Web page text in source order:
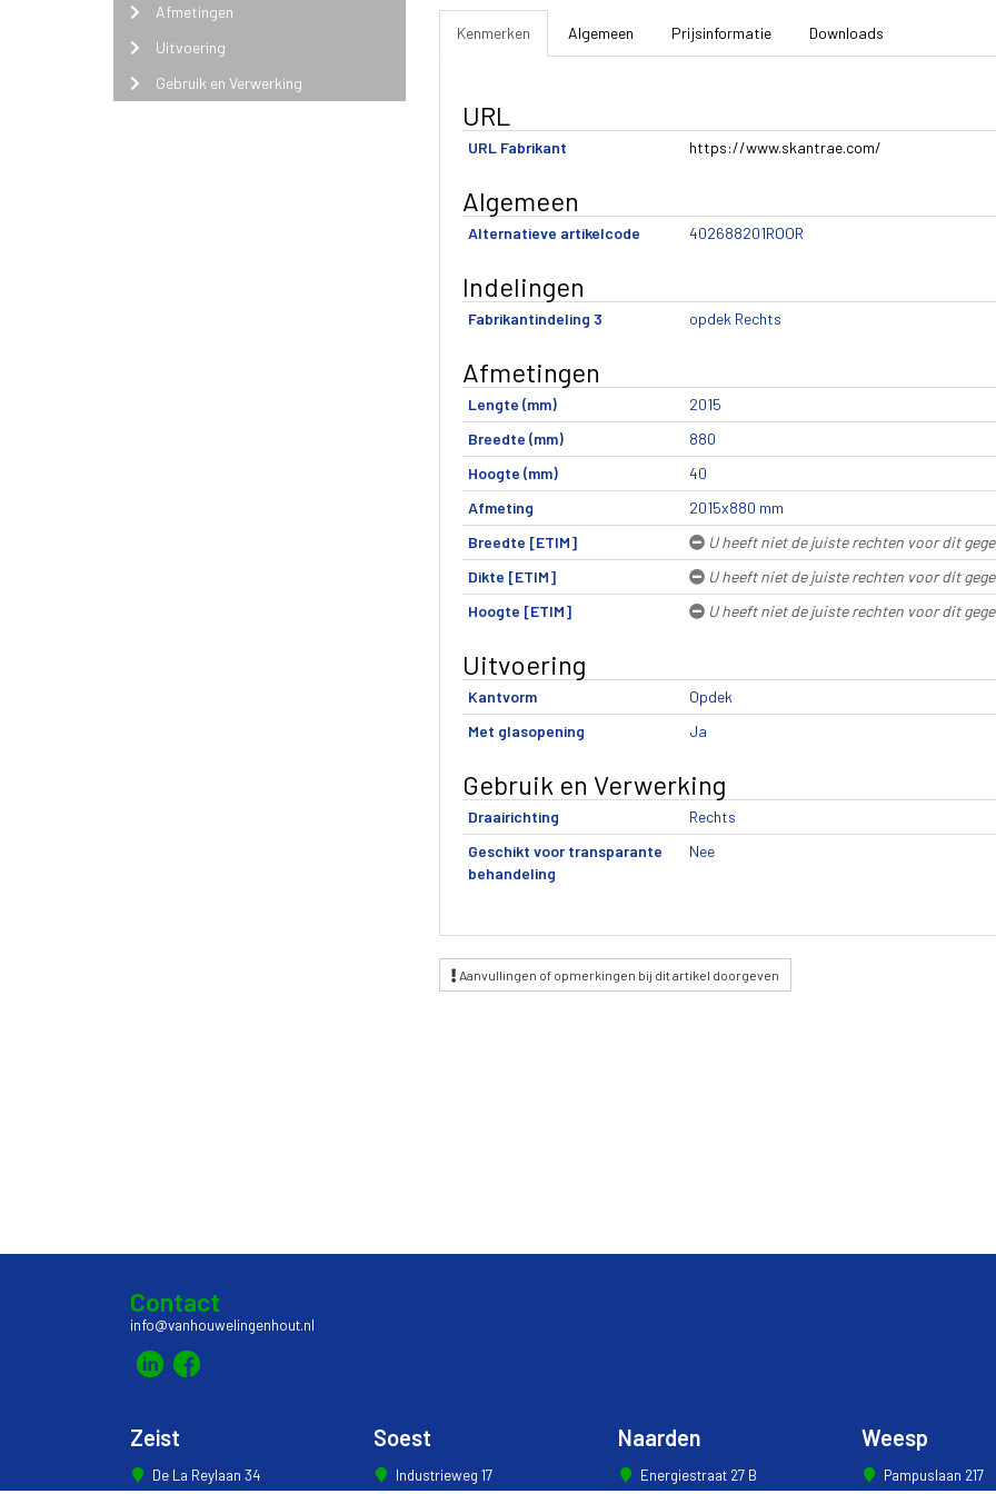
Afmetingen
Uitvoering
Gebruik en Verwerking
Kenmerken Algemeen Prijsinformatie Downloads
URL
URL Fabrikant https://www.skantrae.com/
Algemeen
Alternatieve artikelcode 402688201ROOR
Indelingen
Fabrikantindeling 3 opdek Rechts
Afmetingen
Lengte (mm)
2015
Breedte (mm)
880
Hoogte (mm)
40
Afmeting
2015x880 mm
Breedte [ETIM]
U heeft niet de juiste rechten voor dit
Dikte [ETIM]
U heeft niet de juiste rechten voor dit
Hoogte [ETIM]
U heeft niet de juiste rechten voor dit
Uitvoering
Kantvorm
Opdek
Met glasopening
Ja
Gebruik en Verwerking
Draairichting
Rechts
Geschikt voor transparante
behandeling
Nee
Aanvullingen of opmerkingen bij dit artikel doorgeven
Contact
info@vanhouwelingenhout.nl
Zeist
De La Reylaan 34
Soest
Industrieweg 17
Naarden
Energiestraat 27 B
Weesp
Pampuslaan 217